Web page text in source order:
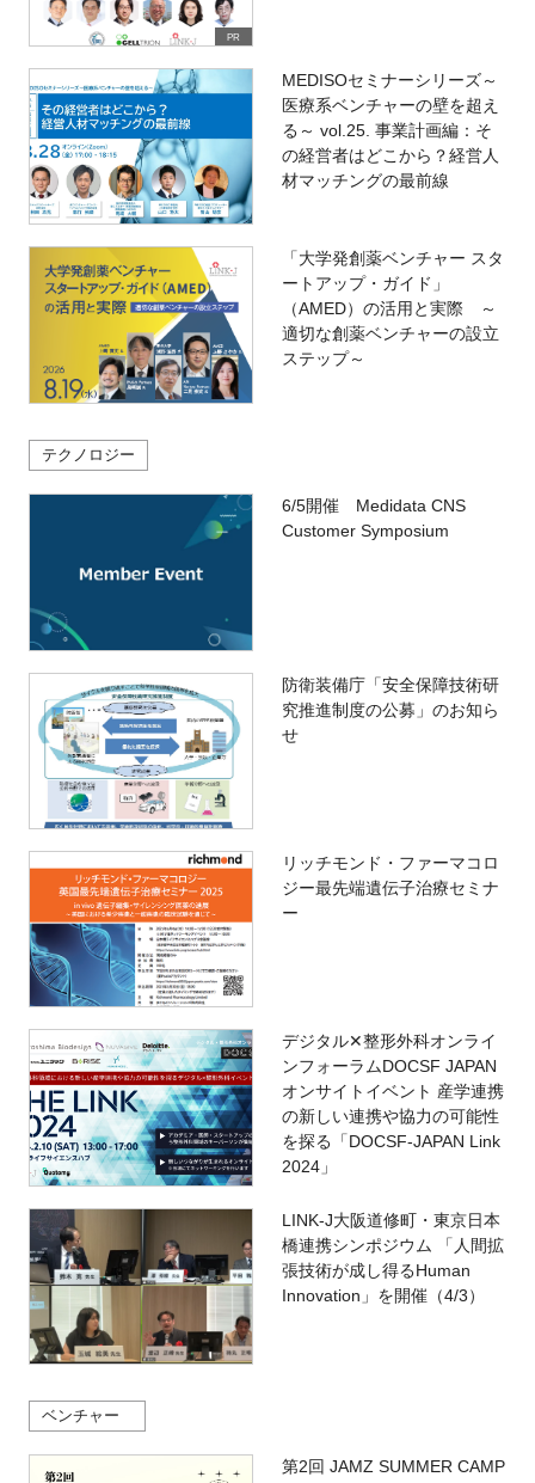
PR
MEDISOセミナーシリーズ～
医療系ベンチャーの壁を超え
る～ vol.25. 事業計画編：そ
の経営者はどこから？経営人
材マッチングの最前線
「大学発創薬ベンチャー スタ
ートアップ・ガイド」
（AMED）の活用と実際 ～
適切な創薬ベンチャーの設立
ステップ～
テクノロジー
6/5開催 Medidata CNS
Customer Symposium
防衛装備庁「安全保障技術研
究推進制度の公募」のお知ら
せ
リッチモンド・ファーマコロ
ジー最先端遺伝子治療セミナ
ー
デジタル✕整形外科オンライ
ンフォーラムDOCSF JAPAN
オンサイトイベント 産学連携
の新しい連携や協力の可能性
を探る「DOCSF-JAPAN Link
2024」
LINK-J大阪道修町・東京日本
橋連携シンポジウム 「人間拡
張技術が成し得るHuman
Innovation」を開催（4/3）
ベンチャー
第2回 JAMZ SUMMER CAMP